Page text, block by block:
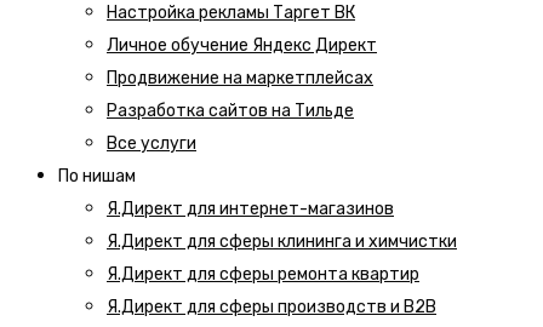
Настройка рекламы Таргет ВК
Личное обучение Яндекс Директ
Продвижение на маркетплейсах
Разработка сайтов на Тильде
Все услуги
По нишам
Я.Директ для интернет-магазинов
Я.Директ для сферы клининга и химчистки
Я.Директ для сферы ремонта квартир
Я.Директ для сферы производств и B2B